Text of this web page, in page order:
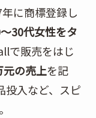
に商標登録し
30代女性をタ
で販売をはじ
元の売上を記
投入など、スピ